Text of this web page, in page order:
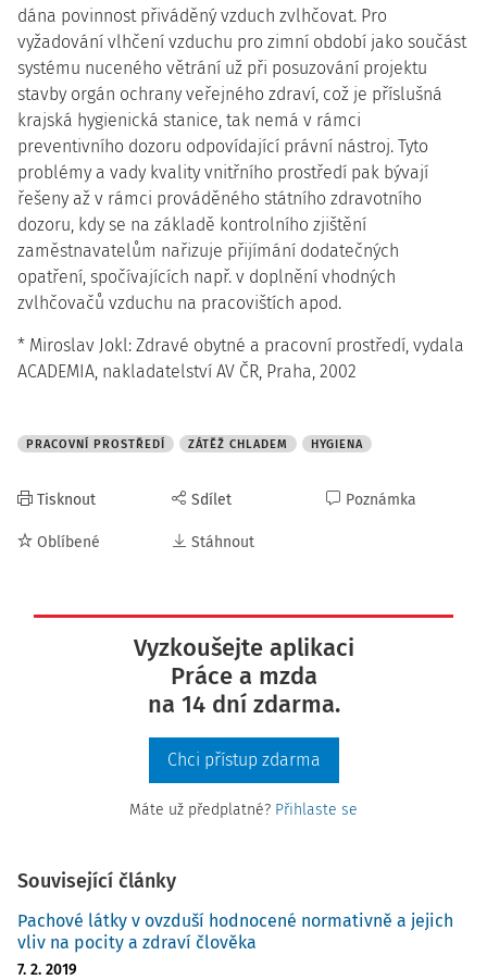
dána povinnost přiváděný vzduch zvlhčovat. Pro
vyžadování vlhčení vzduchu pro zimní období jako součást
systému nuceného větrání už při posuzování projektu
stavby orgán ochrany veřejného zdraví, což je příslušná
krajská hygienická stanice, tak nemá v rámci
preventivního dozoru odpovídající právní nástroj. Tyto
problémy a vady kvality vnitřního prostředí pak bývají
řešeny až v rámci prováděného státního zdravotního
dozoru, kdy se na základě kontrolního zjištění
zaměstnavatelům nařizuje přijímání dodatečných
opatření, spočívajících např. v doplnění vhodných
zvlhčovačů vzduchu na pracovištích apod.
* Miroslav Jokl: Zdravé obytné a pracovní prostředí, vydala
ACADEMIA, nakladatelství AV ČR, Praha, 2002
PRACOVNÍ PROSTŘEDÍ ZÁTĚŽ CHLADEM HYGIENA
Tisknout
Oblíbené
Sdílet
Stáhnout
Poznámka
Vyzkoušejte aplikaci
Práce a mzda
na 14 dní zdarma.
Chci přístup zdarma
Máte už předplatné? Přihlaste se
Související články
Pachové látky v ovzduší hodnocené normativně a jejich
vliv na pocity a zdraví člověka
7. 2. 2019